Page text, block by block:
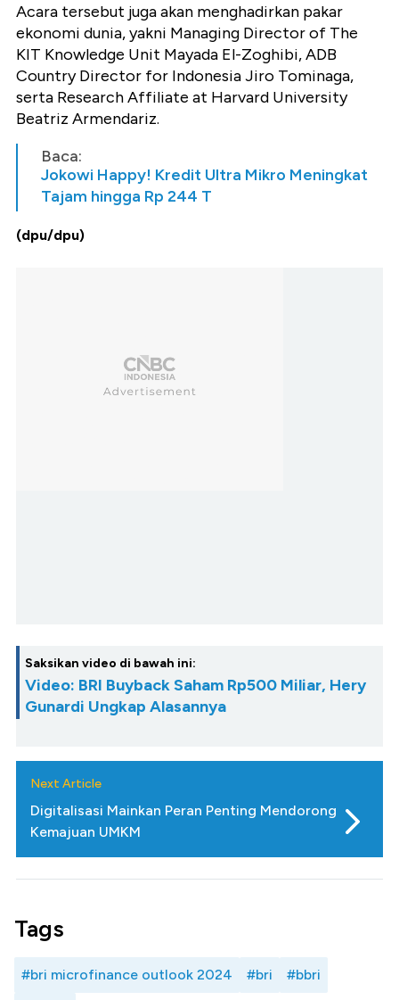
Acara tersebut juga akan menghadirkan pakar
ekonomi dunia, yakni Managing Director of The
KIT Knowledge Unit Mayada El-Zoghibi, ADB
Country Director for Indonesia Jiro Tominaga,
serta Research Affiliate at Harvard University
Beatriz Armendariz.
Baca:
Jokowi Happy! Kredit Ultra Mikro Meningkat
Tajam hingga Rp 244 T
(dpu/dpu)
Saksikan video di bawah ini:
Video: BRI Buyback Saham Rp500 Miliar, Hery
Gunardi Ungkap Alasannya
Next Article
Digitalisasi Mainkan Peran Penting Mendorong
Kemajuan UMKM
Tags
#bri microfinance outlook 2024 #bri #bbri